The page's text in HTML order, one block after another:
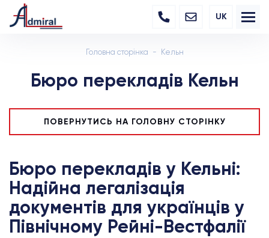
UK
Головна сторінка Кельн
Бюро перекладів Кельн
ПОВЕРНУТИСЬ НА ГОЛОВНУ СТОРІНКУ
Бюро перекладів у Кельні:
Надійна легалізація
документів для українців у
Північному Рейні-Вестфалії